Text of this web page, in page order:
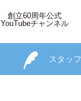
創立60周年公式
YouTubeチャンネル
スタッフ